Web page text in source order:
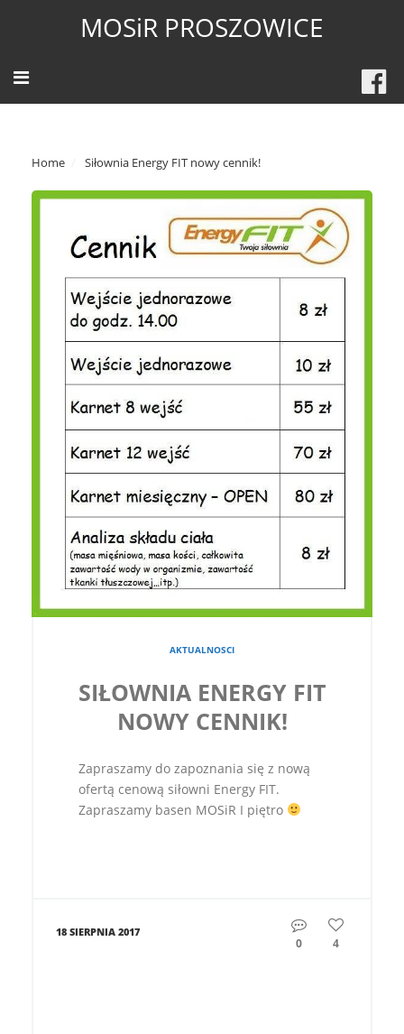
MOSiR PROSZOWICE
Home Siłownia Energy FIT nowy cennik!
AKTUALNOSCI
SIŁOWNIA ENERGY FIT
NOWY CENNIK!
Zapraszamy do zapoznania się z nową
ofertą cenową siłowni Energy FIT.
Zapraszamy basen MOSiR I piętro
18 SIERPNIA 2017
0 4